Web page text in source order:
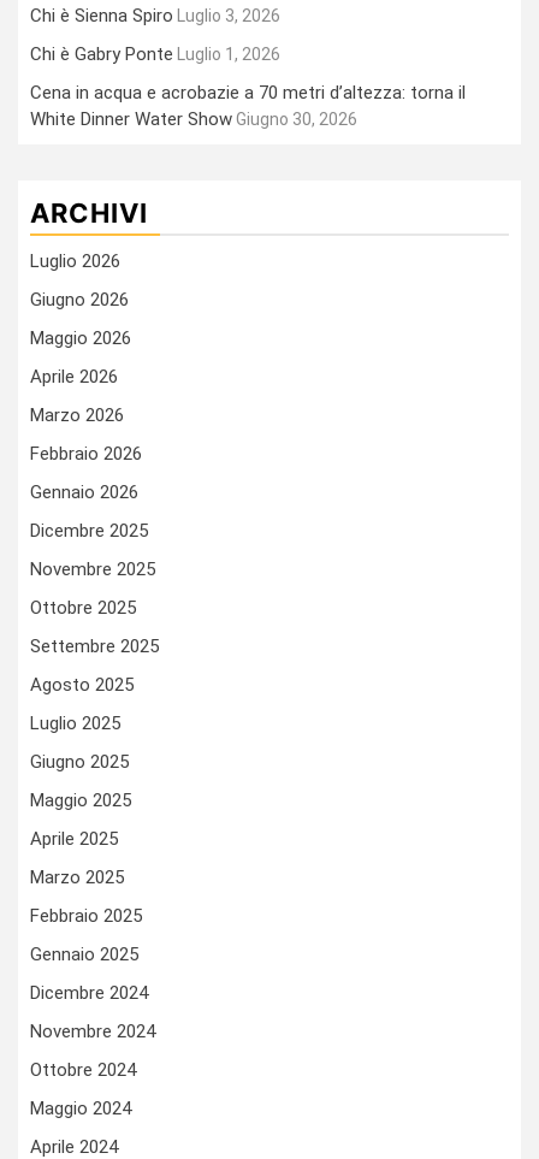
Chi è Sienna Spiro Luglio 3, 2026
Chi è Gabry Ponte Luglio 1, 2026
Cena in acqua e acrobazie a 70 metri d’altezza: torna il
White Dinner Water ShowGiugno 30, 2026
ARCHIVI
Luglio 2026
Giugno 2026
Maggio 2026
Aprile 2026
Marzo 2026
Febbraio 2026
Gennaio 2026
Dicembre 2025
Novembre 2025
Ottobre 2025
Settembre 2025
Agosto 2025
Luglio 2025
Giugno 2025
Maggio 2025
Aprile 2025
Marzo 2025
Febbraio 2025
Gennaio 2025
Dicembre 2024
Novembre 2024
Ottobre 2024
Maggio 2024
Aprile 2024